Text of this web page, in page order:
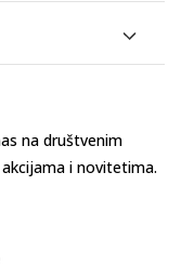
na društvenim
i novitetima.